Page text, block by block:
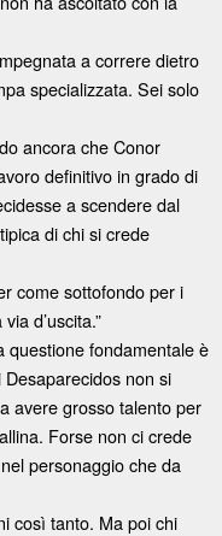
a correre dietro
specializzata. Sei solo
ancora che Conor
definitivo in grado di
a scendere dal
di chi si crede
come sottofondo per i
d’uscita.”
questione fondamentale è
non si
avere grosso talento per
Forse non ci crede
personaggio che da
così tanto. Ma poi chi